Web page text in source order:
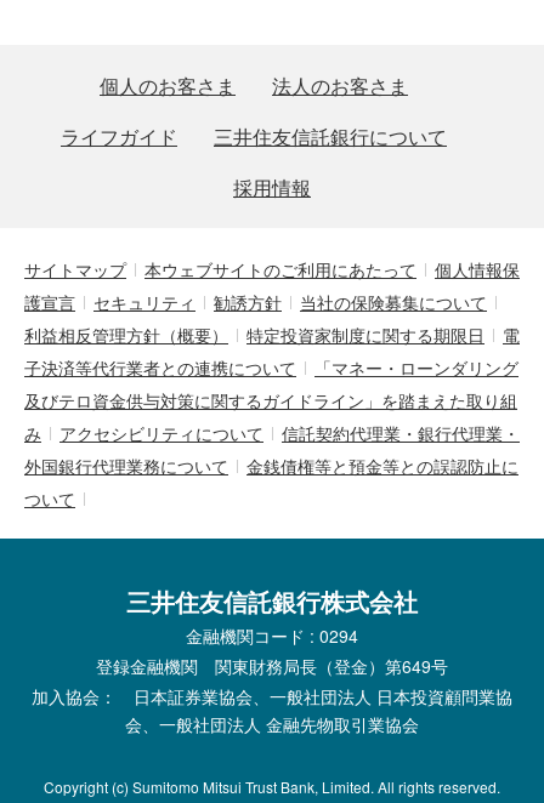
個人のお客さま
法人のお客さま
ライフガイド
三井住友信託銀行について
採用情報
サイトマップ 本ウェブサイトのご利用にあたって
個人情報保
護宣言
セキュリティ 勧誘方針
当社の保険募集について
利益相反管理方針（概要）
特定投資家制度に関する期限日
電
子決済等代行業者との連携について
「マネー・ローンダリング
及びテロ資金供与対策に関するガイドライン」を踏まえた取り組
み
アクセシビリティについて
信託契約代理業・銀行代理業・
外国銀行代理業務について
金銭債権等と預金等との誤認防止に
ついて
三井住友信託銀行株式会社
金融機関コード : 0294
登録金融機関 関東財務局長（登金）第649号
加入協会： 日本証券業協会、一般社団法人 日本投資顧問業協
会、一般社団法人 金融先物取引業協会
Copyright (c) Sumitomo Mitsui Trust Bank, Limited. All rights reserved.